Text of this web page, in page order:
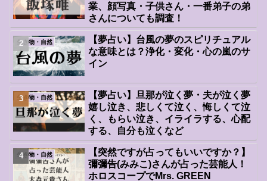
業、顔写真・子供さん・一番弟子の弟
さんについても調査！
生き物・自然
【夢占い】台風の夢のスピリチュアル
な意味とは？浄化・変化・心の嵐のサ
イン
生き物・自然
【夢占い】旦那が泣く夢・夫が泣く夢
嬉し泣き、悲しくて泣く、悔しくて泣
く、もらい泣き、イライラする、心配
する、自分も泣くなど
生き物・自然
【突然ですが占ってもいいですか？】
彌彌告(みみこ)さんが占った芸能人！
ホロスコープでMrs. GREEN